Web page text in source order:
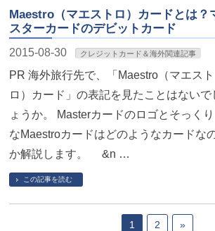
Maestro（マエストロ）カードとは？
スターカードのデビットカード
2015-08-30 クレジットカード＆海外関連記事
PR 海外旅行先で、「Maestro（マエスト
ロ）カード」の表記を見たことはないで
ょうか。 Masterカードのロゴとそっくり
なMaestroカードはどのようなカードな
か解説します。 &n …
この記事を読む
1 2 »